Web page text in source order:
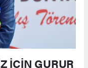
İÇİN GURUR